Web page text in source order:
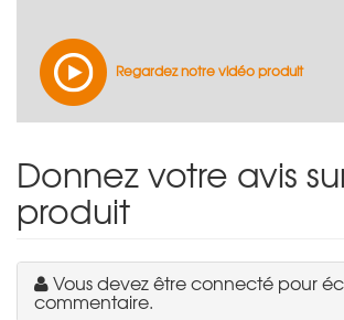
Regardez notre vidéo produit
Donnez votre avis
produit
Vous devez être connecté pour
commentaire.